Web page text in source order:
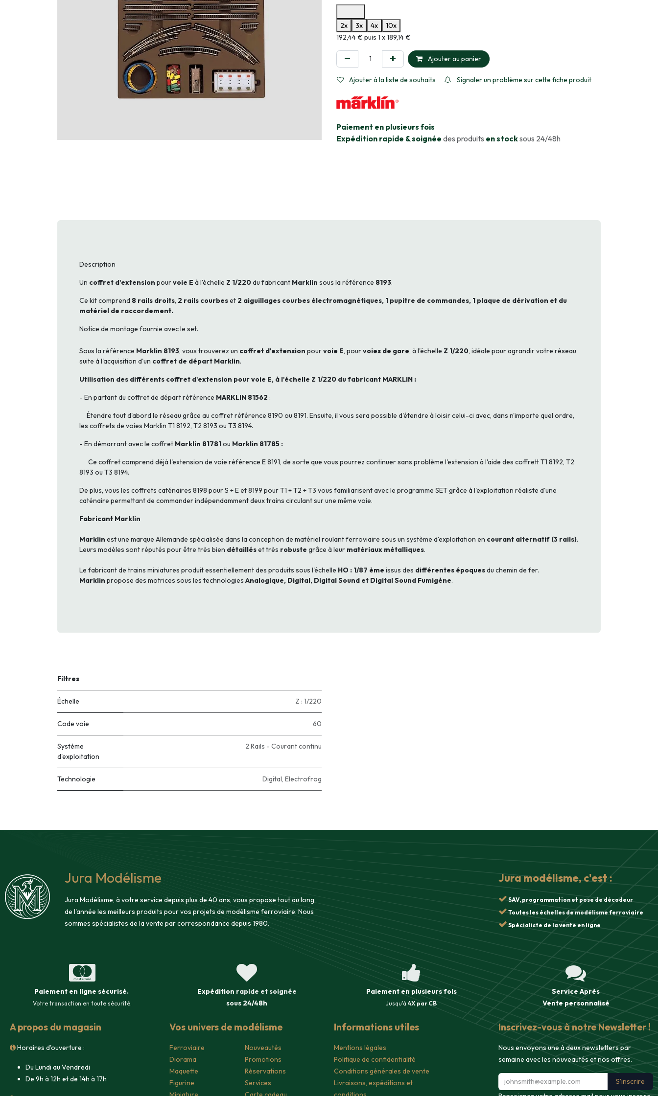
2x
3x 4x
10x
Informations sur le plan de paiement sélectionné
192,44 € puis 1 x 189,14 €
Ajouter au panier
Ajouter à la liste de souhaits Signaler un problème sur cette fiche produit
​Paiement en plusieurs fois
Expédition rapide & soignée des produits en stocksous 24/48h
Description
Un coffret d'extension pourvoie E à l'échelle Z 1/220du fabricant Marklin sous la référence 8193.
Ce kit comprend 8 rails droits, 2 rails courbeset 2 aiguillages courbes électromagnétiques, 1 pupitre de commandes, 1 plaque de dérivation et du
matériel de raccordement.
Notice de montage fournie avec le set.
Sous la référence Marklin 8193, vous trouverez un coffret d'extension pourvoie E, pourvoies de gare, à l'échelle Z 1/220, idéale pour agrandir votre réseau
suite à l'acquisition d'un coffret de départ Marklin.
Utilisation des différents coffret d'extension pour voie E, à l'échelle Z 1/220 du fabricant MARKLIN :
- En partant du coffret de départ référence MARKLIN 81562 :
Étendre tout d'abord le réseau grâce au coffret référence 8190 ou 8191. Ensuite, il vous sera possible d'étendre à loisir celui-ci avec, dans n'importe quel ordre,
les coffrets de voies Marklin T1 8192, T2 8193 ou T3 8194.
- En démarrant avec le coffret Marklin 81781ou Marklin 81785 :
Ce coffret comprend déjà l'extension de voie référence E 8191, de sorte que vous pourrez continuer sans problème l'extension à l'aide des coffrett T1 8192, T2
8193 ou T3 8194.
De plus, vous les coffrets caténaires 8198 pour S + E et 8199 pour T1 + T2 + T3 vous familiarisent avec le programme SET grâce à l'exploitation réaliste d'une
caténaire permettant de commander indépendamment deux trains circulant sur une même voie.
Fabricant Marklin
Marklin est une marque Allemande spécialisée dans la conception de matériel roulant ferroviaire sous un système d'exploitation en courant alternatif (3 rails).
Leurs modèles sont réputés pour être très bien détailléset très robuste grâce à leur matériaux métalliques.
Le fabricant de trains miniatures produit essentiellement des produits sous l'échelle HO : 1/87 ème issus des différentes époquesdu chemin de fer.
Marklin propose des motrices sous les technologies Analogique, Digital, Digital Sound et Digital Sound Fumigène.
Filtres
Échelle Z : 1/220
Code voie 60
Système
d'exploitation
2 Rails - Courant continu
Technologie Digital, Electrofrog
Jura Modélisme
Jura Modélisme, à votre service depuis plus de 40 ans, vous propose tout au long
de l'année les meilleurs produits pour vos projets de modélisme ferroviaire. Nous
sommes spécialistes de la vente par correspondance depuis 1980.
Paiement en ligne sécurisé.
Votre transaction en toute sécurité.
Expédition rapide et soignée
sous 24/48h
Paiement en plusieurs fois
Jusqu'à 4X par CB
Service Après
Ventepersonnalisé
A propos du magasin
Horaires d'ouverture :
Du Lundi au Vendredi
De 9h à 12h et de 14h à 17h
Vos univers de modélisme
Ferroviaire
Diorama
Maquette
Figurine
Nouveautés
Promotions
Réservations
Services
Informations utiles
Mentions légales
Politique de confidentialité
Conditions générales de vente
Livraisons, expéditions et
Inscrivez-vous à notre Newsletter !
Nous envoyons une à deux newsletters par
semaine avec les nouveautés et nos offres.
S'inscrire
Jura modélisme, c'est :
SAV, programmation et pose de décodeur
Toutes les échelles de modélisme ferroviaire
Spécialiste de la vente en ligne